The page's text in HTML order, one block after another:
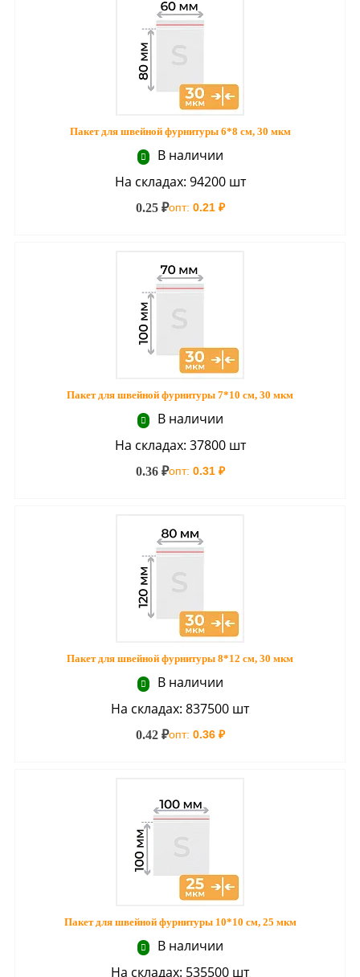
Пакет для швейной фурнитуры 6*8 см, 30 мкм
В наличии
На складах: 94200 шт
0.25 ₽опт: 0.21 ₽
Пакет для швейной фурнитуры 7*10 см, 30 мкм
В наличии
На складах: 37800 шт
0.36 ₽опт: 0.31 ₽
Пакет для швейной фурнитуры 8*12 см, 30 мкм
В наличии
На складах: 837500 шт
0.42 ₽опт: 0.36 ₽
Пакет для швейной фурнитуры 10*10 см, 25 мкм
В наличии
На складах: 535500 шт